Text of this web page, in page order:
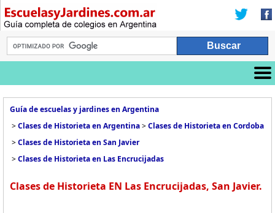
Guía de escuelas y jardines en Argentina
>Clases de Historieta en Argentina>Clases de Historieta en Cordoba
>Clases de Historieta en San Javier
>Clases de Historieta en Las Encrucijadas
Clases de Historieta EN Las Encrucijadas, San Javier.